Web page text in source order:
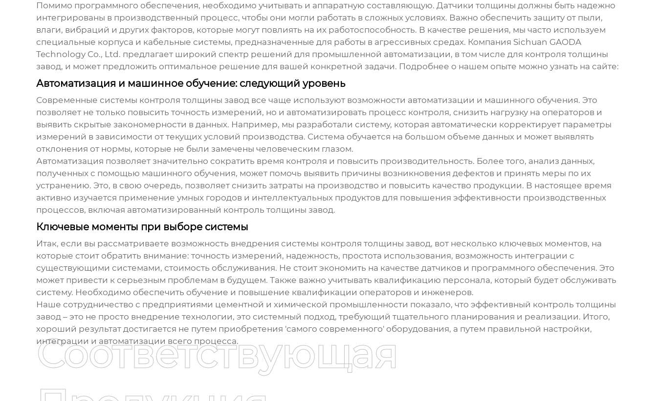
Помимо программного обеспечения, необходимо учитывать и аппаратную составляющую. Датчики толщины должны быть надежно
интегрированы в производственный процесс, чтобы они могли работать в сложных условиях. Важно обеспечить защиту от пыли,
влаги, вибраций и других факторов, которые могут повлиять на их работоспособность. В качестве решения, мы часто используем
специальные корпуса и кабельные системы, предназначенные для работы в агрессивных средах. Компания Sichuan GAODA
Technology Co., Ltd. предлагает широкий спектр решений для промышленной автоматизации, в том числе для контроля толщины
завод, и может предложить оптимальное решение для вашей конкретной задачи. Подробнее о нашем опыте можно узнать на сайте:
Автоматизация и машинное обучение: следующий уровень
Современные системы контроля толщины заводвсе чаще используют возможности автоматизации и машинного обучения. Это
позволяет не только повысить точность измерений, но и автоматизировать процесс контроля, снизить нагрузку на операторов и
выявить скрытые закономерности в данных. Например, мы разработали систему, которая автоматически корректирует параметры
измерений в зависимости от текущих условий производства. Система обучается на большом объеме данных и может выявлять
отклонения от нормы, которые не были замечены человеческим глазом.
Автоматизация позволяет значительно сократить время контроля и повысить производительность. Более того, анализ данных,
полученных с помощью машинного обучения, может помочь выявить причины возникновения дефектов и принять меры по их
устранению. Это, в свою очередь, позволяет снизить затраты на производство и повысить качество продукции. В настоящее время
активно изучается применение умных городови интеллектуальных продуктов для повышения эффективности производственных
процессов, включая автоматизированный контроль толщины завод.
Ключевые моменты при выборе системы
Итак, если вы рассматриваете возможность внедрения системы контроля толщины завод, вот несколько ключевых моментов, на
которые стоит обратить внимание: точность измерений, надежность, простота использования, возможность интеграции с
существующими системами, стоимость обслуживания. Не стоит экономить на качестве датчиков и программного обеспечения. Это
может привести к серьезным проблемам в будущем. Также важно учитывать квалификацию персонала, который будет обслуживать
систему. Необходимо обеспечить обучение и повышение квалификации операторов и инженеров.
Наше сотрудничество с предприятиями цементной и химической промышленности показало, что эффективный контроль толщины
завод– это не просто внедрение технологии, это системный подход, требующий тщательного планирования и реализации. Итого,
хороший результат достигается не путем приобретения 'самого современного' оборудования, а путем правильной настройки,
интеграции и автоматизации всего процесса.
Соответствующая